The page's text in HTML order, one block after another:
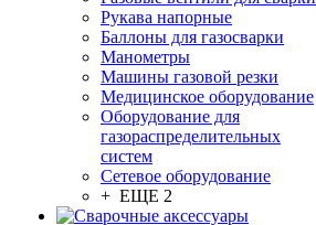
Рукава напорные
Баллоны для газосварки
Манометры
Машины газовой резки
Медицинское оборудование
Оборудование для
газораспределительных
систем
Сетевое оборудование
+ ЕЩЕ 2